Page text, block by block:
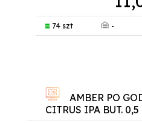
74 szt -
AMBER PO
CITRUS IPA BUT. 0,5